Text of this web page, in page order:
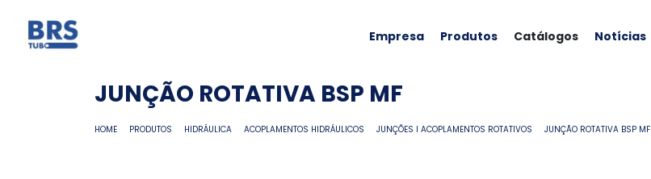
Empresa Produtos Catálogos Notícias
JUNÇÃO ROTATIVA BSP MF
HOME PRODUTOS HIDRÁULICA ACOPLAMENTOS HIDRÁULICOS JUNÇÕES I ACOPLAMENTOS ROTATIVOS JUNÇÃO ROTATIVA BSP MF